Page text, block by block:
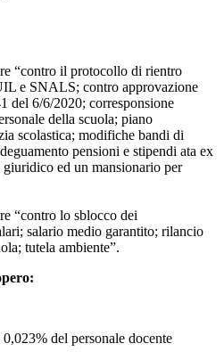
“contro il protocollo di rientro
e SNALS; contro approvazione
del 6/6/2020; corresponsione
della scuola; piano
scolastica; modifiche bandi di
pensioni e stipendi ata ex
ed un mansionario per
“contro lo sblocco dei
salario medio garantito; rilancio
tutela ambiente”.
del personale docente